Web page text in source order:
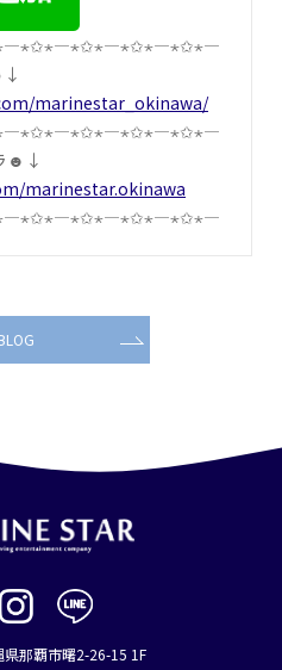
marinestar_okinawa/
☻↓
marinestar.okinawa
那覇市曙2-26-15 1F